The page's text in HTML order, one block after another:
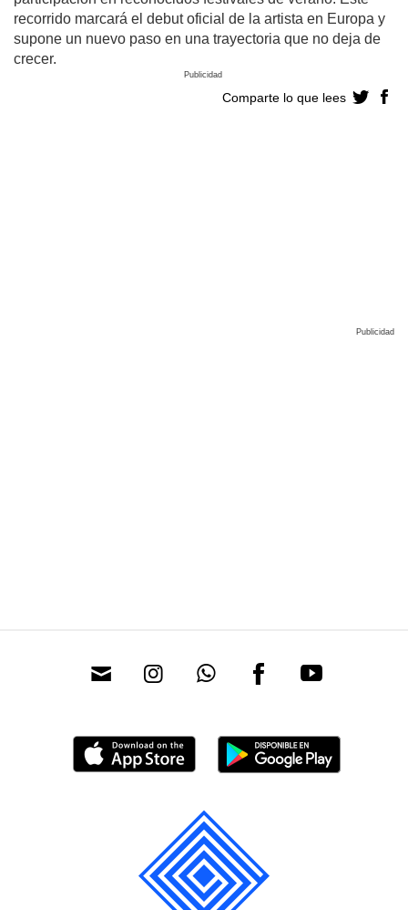
recorrido marcará el debut oficial de la artista en Europa y
supone un nuevo paso en una trayectoria que no deja de
crecer.
Comparte lo que lees
Publicidad
Publicidad